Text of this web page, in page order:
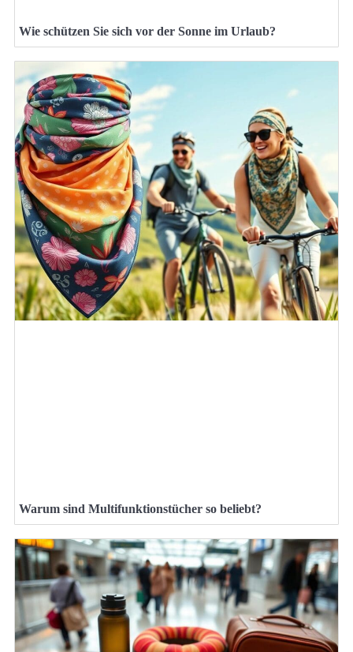
Wie schützen Sie sich vor der Sonne im Urlaub?
Warum sind Multifunktionstücher so beliebt?